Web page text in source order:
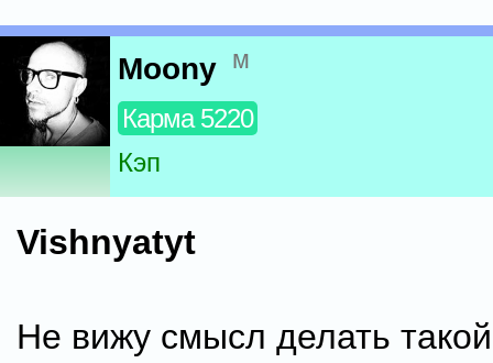
Moony м
Карма 5220
Кэп
Vishnyatyt
Не вижу смысл делать